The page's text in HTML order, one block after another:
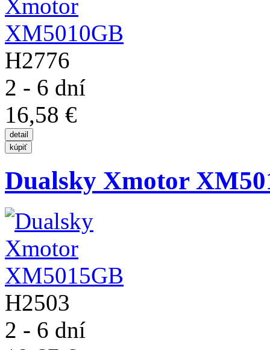
H2776
2 - 6 dní
16,58 €
Dualsky Xmotor
H2503
2 - 6 dní